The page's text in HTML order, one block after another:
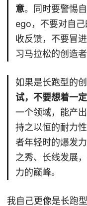
意。同时要警惕
ego，不要对自
收反馈，不要冒
习马拉松的创造
如果是长跑型的创
试，不要想着一
一个领域，能产
持之以恒的耐力
者年轻时的爆发
之秀、长线发展
力的巅峰。
我自己更像是长跑型